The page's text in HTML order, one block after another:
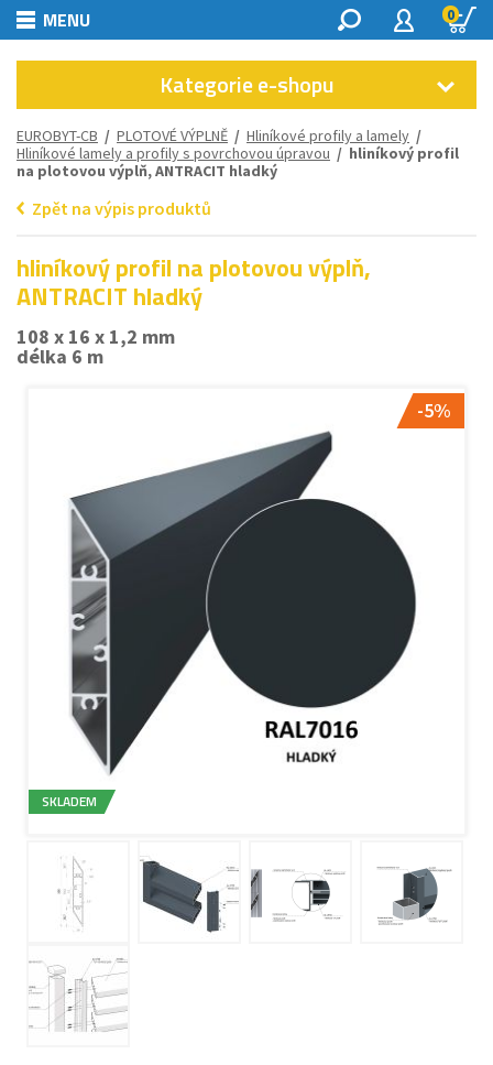
MENU 0
Kategorie e-shopu
EUROBYT-CB / PLOTOVÉ VÝPLNĚ / Hliníkové profily a lamely /
Hliníkové lamely a profily s povrchovou úpravou / hliníkový profil
na plotovou výplň, ANTRACIT hladký
Zpět na výpis produktů
hliníkový profil na plotovou výplň,
ANTRACIT hladký
108 x 16 x 1,2 mm
délka 6 m
-5%
SKLADEM